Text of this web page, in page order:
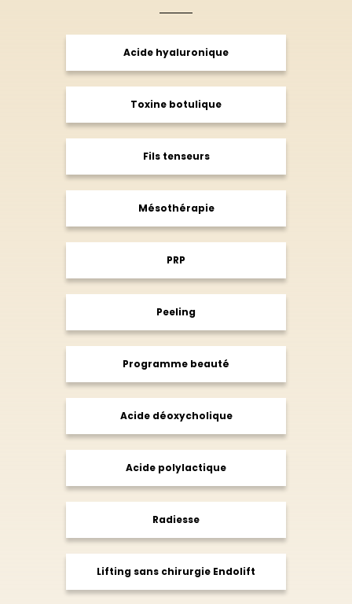
Acide hyaluronique
Toxine botulique
Fils tenseurs
Mésothérapie
PRP
Peeling
Programme beauté
Acide déoxycholique
Acide polylactique
Radiesse
Lifting sans chirurgie Endolift